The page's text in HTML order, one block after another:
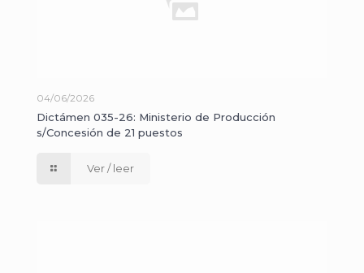
04/06/2026
Dictámen 035-26: Ministerio de Producción
s/Concesión de 21 puestos
Ver / leer